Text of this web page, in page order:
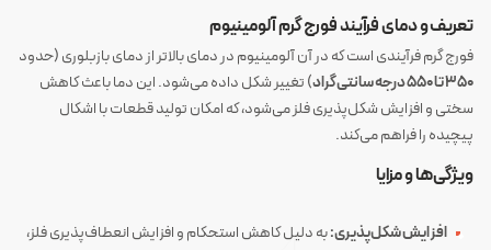
تعریف و دمای فرآیندفورج گرم آلومینیوم
فورج گرم فرآیندی است که در آن آلومینیوم در دمای بالاتر از دمای بازبلوری (حدود
۳۵۰ تا ۵۵۰ درجه سانتی‌گراد
) تغییر شکل داده می‌شود. این دما باعث کاهش
سختی و افزایش شکل‌پذیری فلز می‌شود، که امکان تولید قطعات با اشکال
پیچیده را فراهم می‌کند.
ویژگی‌ها و مزایا
افزایش شکل‌پذیری:به دلیل کاهش استحکام و افزایش انعطاف‌پذیری فلز،